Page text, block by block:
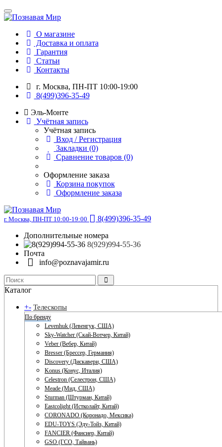
О магазине
Доставка и оплата
Гарантия
Статьи
Контакты
г. Москва, ПН-ПТ 10:00-19:00
8(499)396-35-49
Эль-Монте
Учётная запись
Учётная запись
Вход / Регистрация
Закладки (0)
Сравнение товаров (0)
Оформление заказа
Корзина покупок
Оформление заказа
г. Москва, ПН-ПТ 10:00-19:00
8(499)396-35-49
Дополнительные номера
8(929)994-55-36
Почта
info@poznavajamir.ru
Каталог
+- Телескопы
По бренду
Levenhuk (Левенгук, США)
Sky-Watcher (Скай-Вотчер, Китай)
Veber (Вебер, Китай)
Bresser (Брессер, Германия)
Discovery (Дискавери, США)
Konus (Конус, Италия)
Celestron (Селестрон, США)
Meade (Мид, США)
Sturman (Штурман, Китай)
Eastcolight (Истколайт, Китай)
CORONADO (Коронадо, Мексика)
EDU-TOYS (Эду-Тойз, Китай)
FANCIER (Фансиер, Китай)
GSO (ГСО, Тайвань)